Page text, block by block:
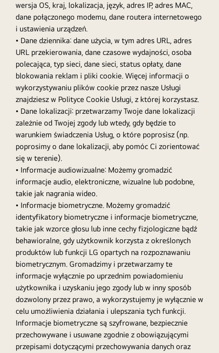
wersja OS, kraj, lokalizacja, język, adres IP, adres MAC,
dane połączonego modemu, dane routera internetowego
i ustawienia urządzeń.
• Dane dziennika: dane użycia, w tym adres URL, adres
URL przekierowania, dane czasowe wydajności, osoba
polecająca, typ sieci, dane sieci, status opłaty, dane
blokowania reklam i pliki cookie. Więcej informacji o
wykorzystywaniu plików cookie przez nasze Usługi
znajdziesz w Polityce Cookie Usługi, z której korzystasz.
• Dane lokalizacji: przetwarzamy Twoje dane lokalizacji
zależnie od Twojej zgody lub wtedy, gdy będzie to
warunkiem świadczenia Usług, o które poprosisz (np.
poprosimy o dane lokalizacji, aby pomóc Ci zorientować
się w terenie).
• Informacje audiowizualne: Możemy gromadzić
informacje audio, elektroniczne, wizualne lub podobne,
takie jak nagrania wideo.
• Informacje biometryczne. Możemy gromadzić
identyfikatory biometryczne i informacje biometryczne,
takie jak wzorce głosu lub inne cechy fizjologiczne bądź
behawioralne, gdy użytkownik korzysta z określonych
produktów lub funkcji LG opartych na rozpoznawaniu
biometrycznym. Gromadzimy i przetwarzamy te
informacje wyłącznie po uprzednim powiadomieniu
użytkownika i uzyskaniu jego zgody lub w inny sposób
dozwolony przez prawo, a wykorzystujemy je wyłącznie w
celu umożliwienia działania i ulepszania tych funkcji.
Informacje biometryczne są szyfrowane, bezpiecznie
przechowywane i usuwane zgodnie z obowiązującymi
przepisami dotyczącymi przechowywania danych oraz